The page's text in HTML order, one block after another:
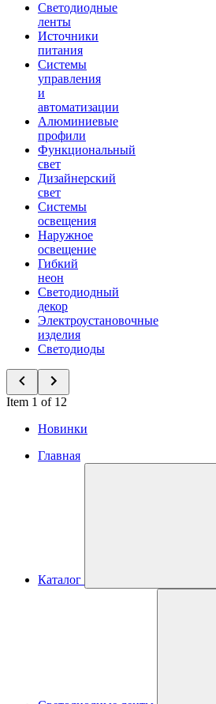
Светодиодные
ленты
Источники
питания
Системы
управления
и
автоматизации
Алюминиевые
профили
Функциональный
свет
Дизайнерский
свет
Системы
освещения
Наружное
освещение
Гибкий
неон
Светодиодный
декор
Электроустановочные
изделия
Светодиоды
Item 1 of 12
Новинки
Главная
Каталог